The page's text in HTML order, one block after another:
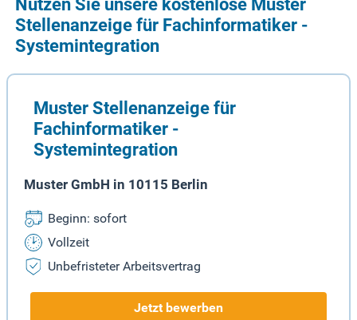
Nutzen Sie unsere kostenlose Muster
Stellenanzeige für Fachinformatiker -
Systemintegration
Muster Stellenanzeige für
Fachinformatiker -
Systemintegration
Muster GmbH in 10115 Berlin
Beginn: sofort
Vollzeit
Unbefristeter Arbeitsvertrag
Jetzt bewerben